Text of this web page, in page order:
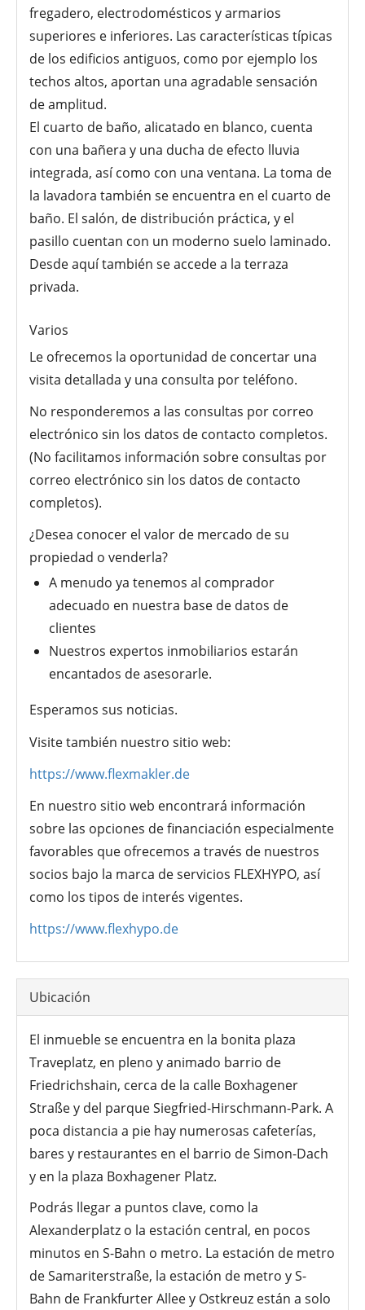
fregadero, electrodomésticos y armarios
superiores e inferiores. Las características típicas
de los edificios antiguos, como por ejemplo los
techos altos, aportan una agradable sensación
de amplitud.
El cuarto de baño, alicatado en blanco, cuenta
con una bañera y una ducha de efecto lluvia
integrada, así como con una ventana. La toma de
la lavadora también se encuentra en el cuarto de
baño. El salón, de distribución práctica, y el
pasillo cuentan con un moderno suelo laminado.
Desde aquí también se accede a la terraza
privada.
Varios
Le ofrecemos la oportunidad de concertar una
visita detallada y una consulta por teléfono.
No responderemos a las consultas por correo
electrónico sin los datos de contacto completos.
(No facilitamos información sobre consultas por
correo electrónico sin los datos de contacto
completos).
¿Desea conocer el valor de mercado de su
propiedad o venderla?
A menudo ya tenemos al comprador
adecuado en nuestra base de datos de
clientes
Nuestros expertos inmobiliarios estarán
encantados de asesorarle.
Esperamos sus noticias.
Visite también nuestro sitio web:
https://www.flexmakler.de
En nuestro sitio web encontrará información
sobre las opciones de financiación especialmente
favorables que ofrecemos a través de nuestros
socios bajo la marca de servicios FLEXHYPO, así
como los tipos de interés vigentes.
https://www.flexhypo.de
Ubicación
El inmueble se encuentra en la bonita plaza
Traveplatz, en pleno y animado barrio de
Friedrichshain, cerca de la calle Boxhagener
Straße y del parque Siegfried-Hirschmann-Park. A
poca distancia a pie hay numerosas cafeterías,
bares y restaurantes en el barrio de Simon-Dach
y en la plaza Boxhagener Platz.
Podrás llegar a puntos clave, como la
Alexanderplatz o la estación central, en pocos
minutos en S-Bahn o metro. La estación de metro
de Samariterstraße, la estación de metro y S-
Bahn de Frankfurter Allee y Ostkreuz están a solo